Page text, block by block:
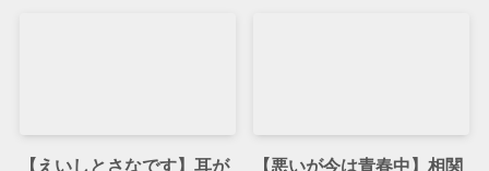
【えいしとさなです】耳が
【悪いが今は青春中】相関